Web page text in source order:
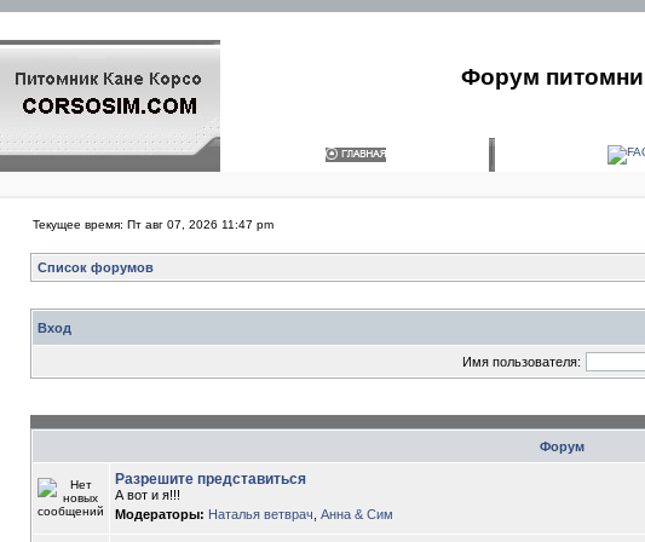
Форум
Текущее время: Пт авг 07, 2026 11:47 pm
Список форумов
Вход
Имя пользователя:
Форум
Разрешите представиться
А вот и я!!!
Модераторы: Наталья ветврач Анна & Сим